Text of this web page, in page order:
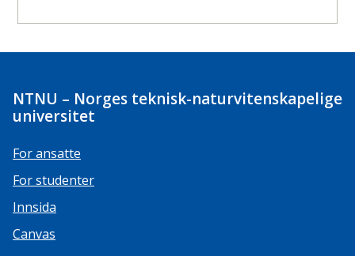
NTNU – Norges teknisk-naturvitenskapelige
universitet
For ansatte
For studenter
Innsida
Canvas